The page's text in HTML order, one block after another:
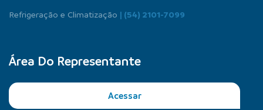
Refrigeração e Climatização | (54) 2101-7099
Área Do Representante
Acessar